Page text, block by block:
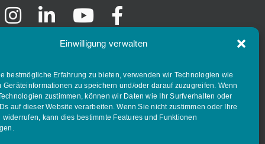
Einwilligung verwalten
bestmögliche Erfahrung zu bieten, verwenden wir Technologien wie
Geräteinformationen zu speichern und/oder darauf zuzugreifen. Wenn
zustimmen, können wir Daten wie Ihr Surfverhalten oder
auf dieser Website verarbeiten. Wenn Sie nicht zustimmen oder Ihre
widerrufen, kann dies bestimmte Features und Funktionen